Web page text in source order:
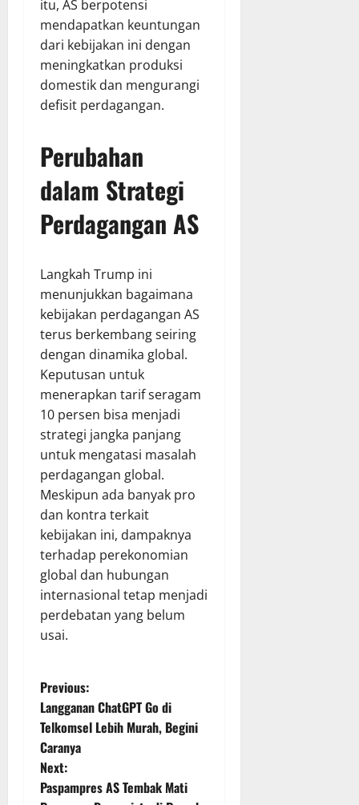
itu, AS berpotensi
mendapatkan keuntungan
dari kebijakan ini dengan
meningkatkan produksi
domestik dan mengurangi
defisit perdagangan.
Perubahan
dalam Strategi
Perdagangan AS
Langkah Trump ini
menunjukkan bagaimana
kebijakan perdagangan AS
terus berkembang seiring
dengan dinamika global.
Keputusan untuk
menerapkan tarif seragam
10 persen bisa menjadi
strategi jangka panjang
untuk mengatasi masalah
perdagangan global.
Meskipun ada banyak pro
dan kontra terkait
kebijakan ini, dampaknya
terhadap perekonomian
global dan hubungan
internasional tetap menjadi
perdebatan yang belum
usai.
P
o
s
t
Previous:
Langganan ChatGPT Go di
Telkomsel Lebih Murah, Begini
Caranya
Next:
Paspampres AS Tembak Mati